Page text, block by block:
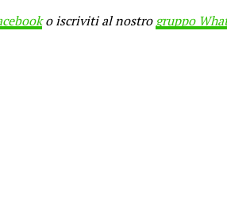
o iscriviti al nostrogruppo